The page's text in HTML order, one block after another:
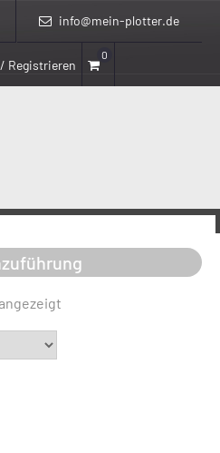
info@mein-plotter.de
Registrieren
0
>